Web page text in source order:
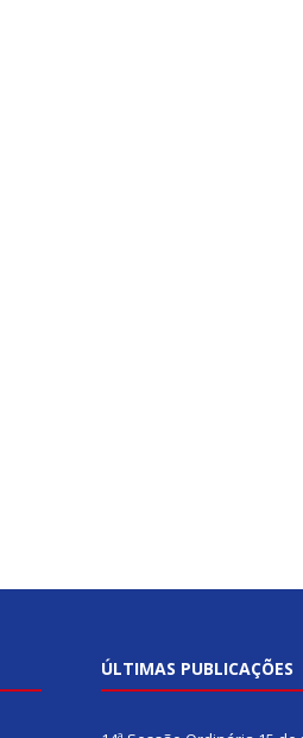
ÚLTIMAS PUBLICAÇÕES